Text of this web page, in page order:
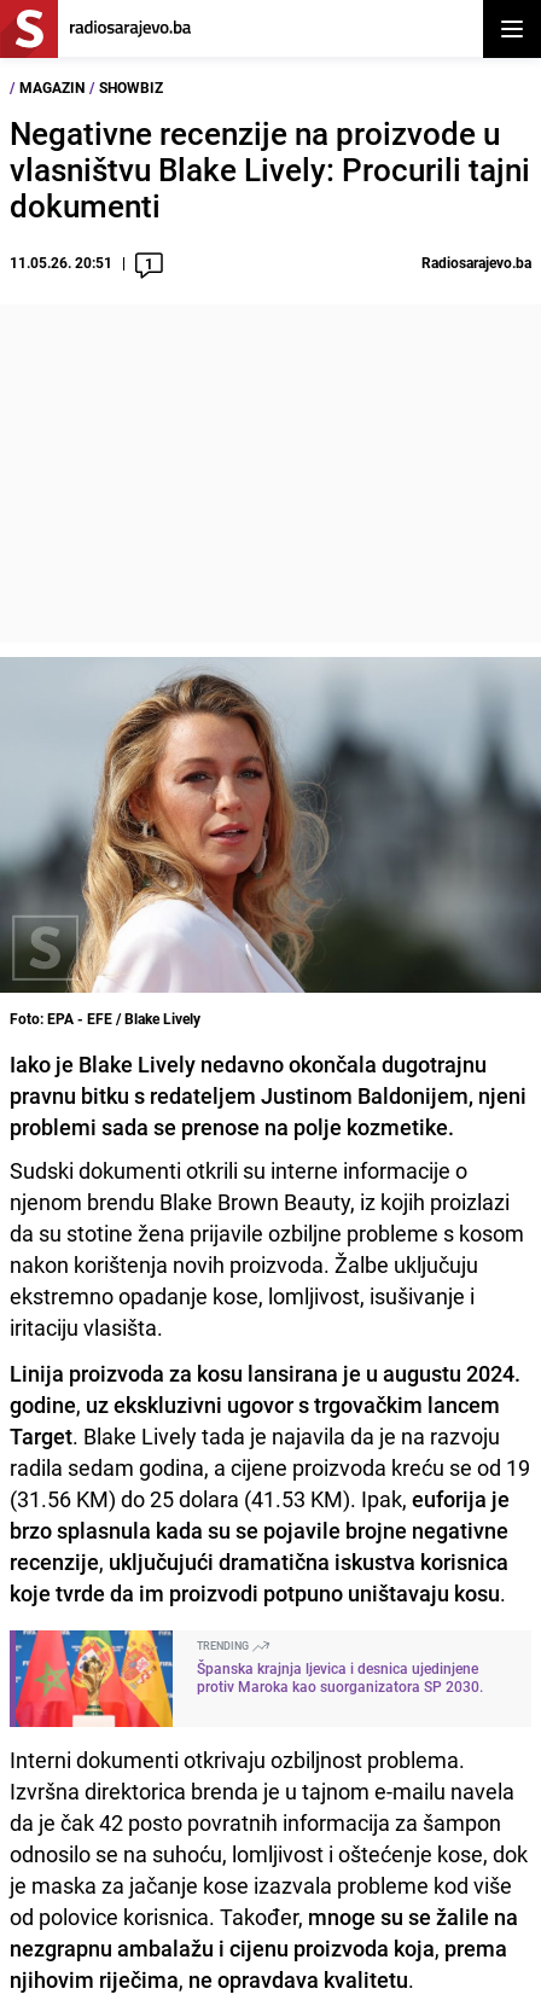
/ MAGAZIN / SHOWBIZ
Negativne recenzije na proizvode u
vlasništvu Blake Lively: Procurili tajni
dokumenti
11.05.26. 20:51 1 Radiosarajevo.ba
Foto: EPA - EFE / Blake Lively
Iako je Blake Lively nedavno okončala dugotrajnu
pravnu bitku s redateljem Justinom Baldonijem, njeni
problemi sada se prenose na polje kozmetike.
Sudski dokumenti otkrili su interne informacije o
njenom brendu Blake Brown Beauty, iz kojih proizlazi
da su stotine žena prijavile ozbiljne probleme s kosom
nakon korištenja novih proizvoda. Žalbe uključuju
ekstremno opadanje kose, lomljivost, isušivanje i
iritaciju vlasišta.
Linija proizvoda za kosu lansirana je u augustu 2024.
godine, uz ekskluzivni ugovor s trgovačkim lancem
Target. Blake Lively tada je najavila da je na razvoju
radila sedam godina, a cijene proizvoda kreću se od 19
(31.56 KM) do 25 dolara (41.53 KM). Ipak, euforija je
brzo splasnula kada su se pojavile brojne negativne
recenzije, uključujući dramatična iskustva korisnica
koje tvrde da im proizvodi potpuno uništavaju kosu.
TRENDING
Španska krajnja ljevica i desnica ujedinjene
protiv Maroka kao suorganizatora SP 2030.
Interni dokumenti otkrivaju ozbiljnost problema.
Izvršna direktorica brenda je u tajnom e-mailu navela
da je čak 42 posto povratnih informacija za šampon
odnosilo se na suhoću, lomljivost i oštećenje kose, dok
je maska za jačanje kose izazvala probleme kod više
od polovice korisnica. Također, mnoge su se žalile na
nezgrapnu ambalažu i cijenu proizvoda koja, prema
njihovim riječima, ne opravdava kvalitetu.